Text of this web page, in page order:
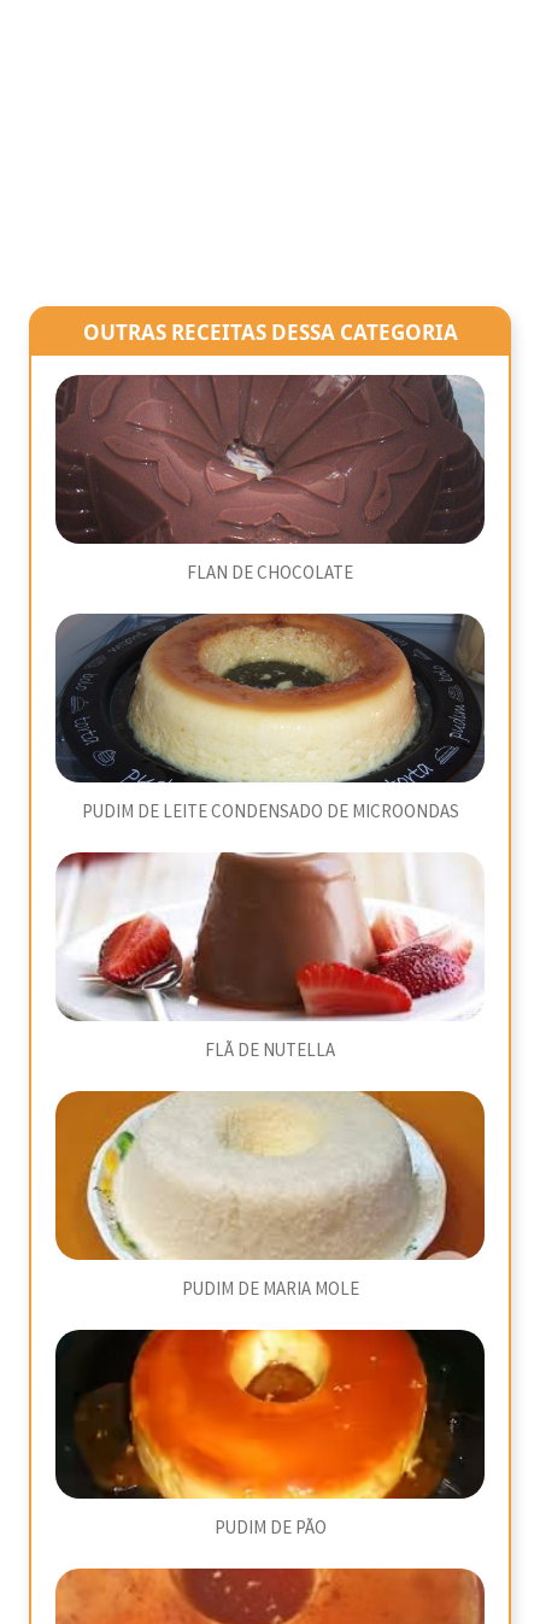
OUTRAS RECEITAS DESSA CATEGORIA
FLAN DE CHOCOLATE
PUDIM DE LEITE CONDENSADO DE MICROONDAS
FLÃ DE NUTELLA
PUDIM DE MARIA MOLE
PUDIM DE PÃO